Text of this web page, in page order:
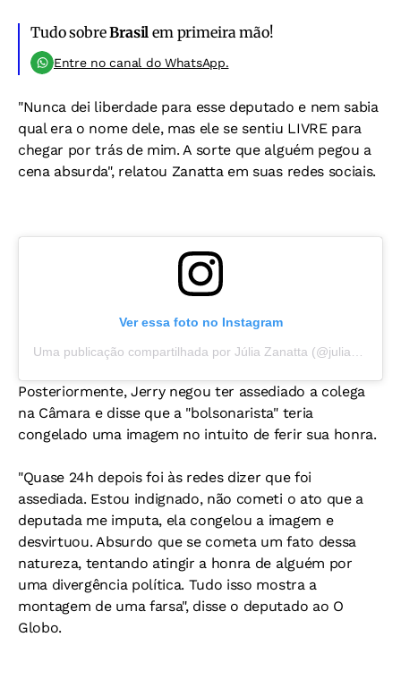
Tudo sobreBrasil em primeira mão!
Entre no canal do WhatsApp.
"Nunca dei liberdade para esse deputado e nem sabia
qual era o nome dele, mas ele se sentiu LIVRE para
chegar por trás de mim. A sorte que alguém pegou a
cena absurda", relatou Zanatta em suas redes sociais.
Ver essa foto no Instagram
Posteriormente, Jerry negou ter assediado a colega
na Câmara e disse que a "bolsonarista" teria
congelado uma imagem no intuito de ferir sua honra.
"Quase 24h depois foi às redes dizer que foi
assediada. Estou indignado, não cometi o ato que a
deputada me imputa, ela congelou a imagem e
desvirtuou. Absurdo que se cometa um fato dessa
natureza, tentando atingir a honra de alguém por
uma divergência política. Tudo isso mostra a
montagem de uma farsa", disse o deputado ao O
Globo.